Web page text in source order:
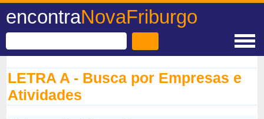
encontraNovaFriburgo
LETRA A - Busca por Empresas e
Atividades